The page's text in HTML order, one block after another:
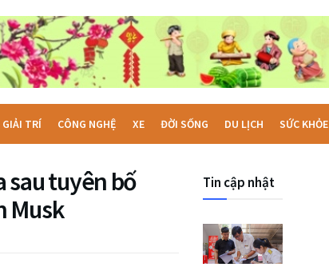
GIẢI TRÍ CÔNG NGHỆ XE ĐỜI SỐNG DU LỊCH SỨC KHỎE
sau tuyên bố
Musk
Tin cập nhật